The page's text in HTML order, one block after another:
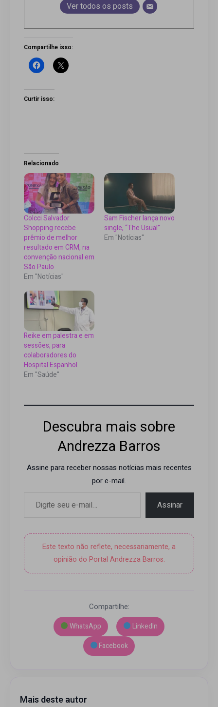
Ver todos os posts
Compartilhe isso:
Curtir isso:
Relacionado
Colcci Salvador
Shopping recebe
prêmio de melhor
resultado em CRM, na
convenção nacional em
São Paulo
Em "Notícias"
Sam Fischer lança novo
single, “The Usual”
Em "Notícias"
Reike em palestra e em
sessões, para
colaboradores do
Hospital Espanhol
Em "Saúde"
Descubra mais sobre
Andrezza Barros
Assine para receber nossas notícias mais recentes
por e-mail.
Assinar
Este texto não reflete, necessariamente, a
opinião do Portal Andrezza Barros.
Compartilhe:
WhatsApp
LinkedIn
Facebook
Mais deste autor